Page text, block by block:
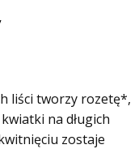
liści tworzy rozetę*,
na długich
zostaje